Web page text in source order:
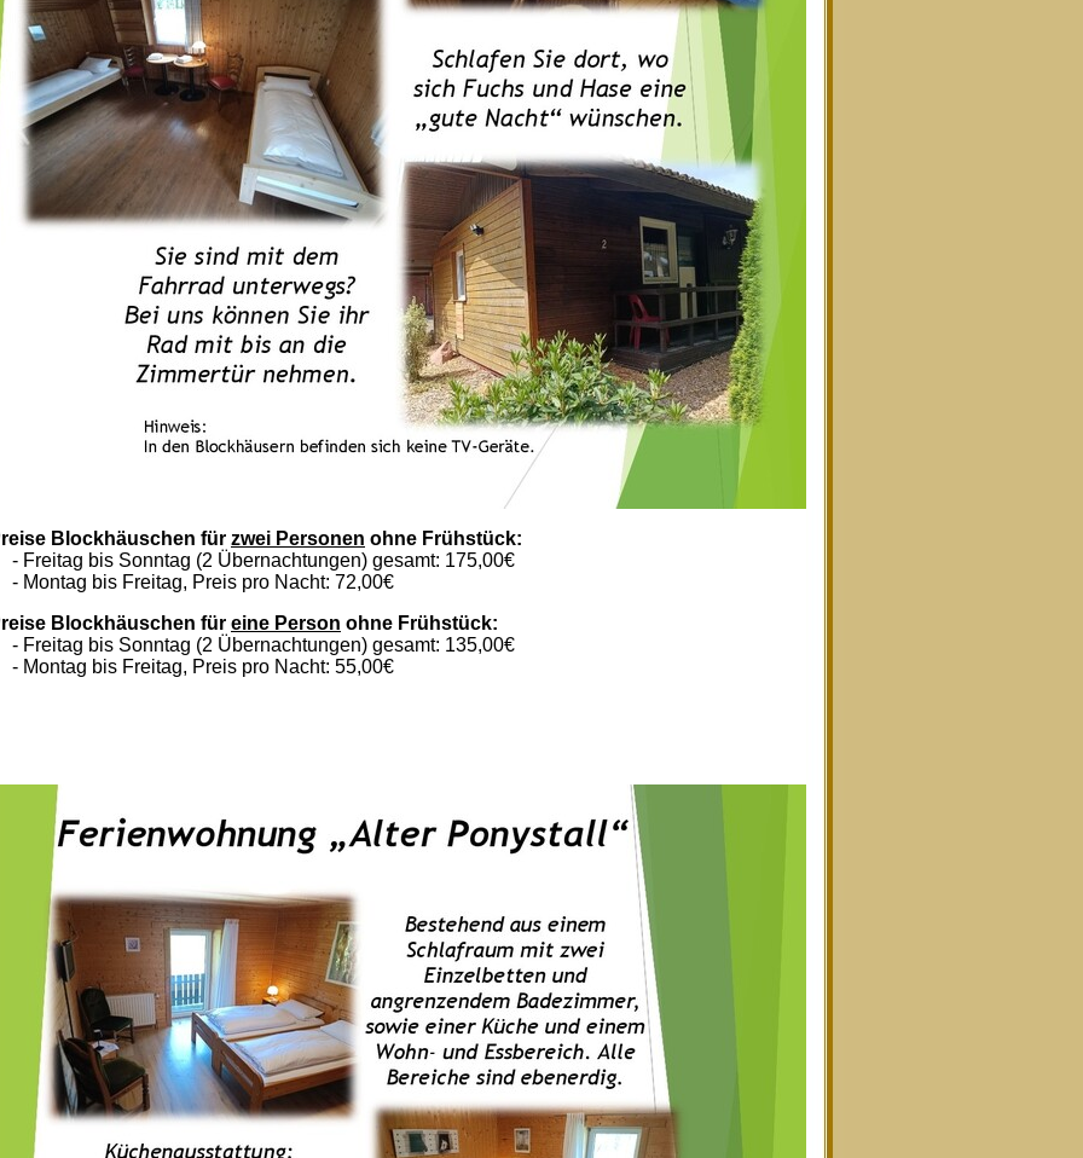
Blockhäuschen für zwei Personen ohne Frühstück:
Freitag bis Sonntag (2 Übernachtungen) gesamt: 175,00€
Montag bis Freitag, Preis pro Nacht: 72,00€
Blockhäuschen für eine Person ohne Frühstück:
Freitag bis Sonntag (2 Übernachtungen) gesamt: 135,00€
Montag bis Freitag, Preis pro Nacht: 55,00€